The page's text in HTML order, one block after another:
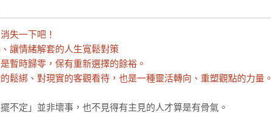
失一下吧！
讓情緒解套的人生寬鬆對策
暫時歸零，保有重新選擇的餘裕。
鬆綁、對現實的客觀看待，也是一種靈活轉向、重塑觀點的力量。
不定」並非壞事，也不見得有主見的人才算是有骨氣。